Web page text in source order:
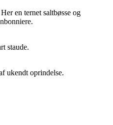
en ternet saltbøsse og
staude.
ukendt oprindelse.